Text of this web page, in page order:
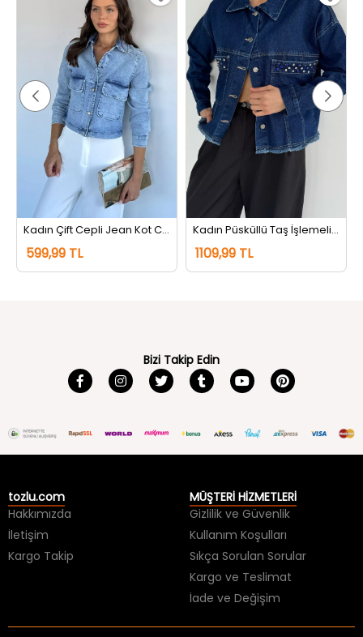
Kadın Çift Cepli Jean Kot Ceket Buzmavisi
599,99 TL
Kadın Püsküllü Taş İşlemeli Jean Kot Ceket Lacivert
1109,99 TL
Bizi Takip Edin
tozlu.com
Hakkımızda
İletişim
Kargo Takip
MÜŞTERİ HİZMETLERİ
Gizlilik ve Güvenlik
Kullanım Koşulları
Sıkça Sorulan Sorular
Kargo ve Teslimat
İade ve Değişim